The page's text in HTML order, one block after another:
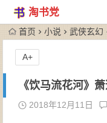
淘书党
首页 小说 武侠玄幻
《饮马流花河》
2018年12月11日
A+